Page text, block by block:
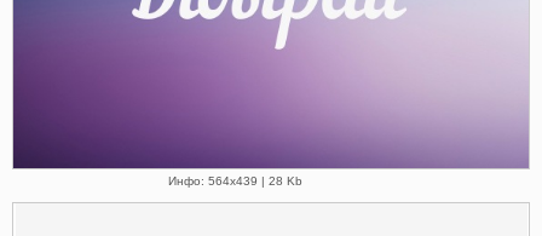
Инфо: 564х439 | 28 Kb